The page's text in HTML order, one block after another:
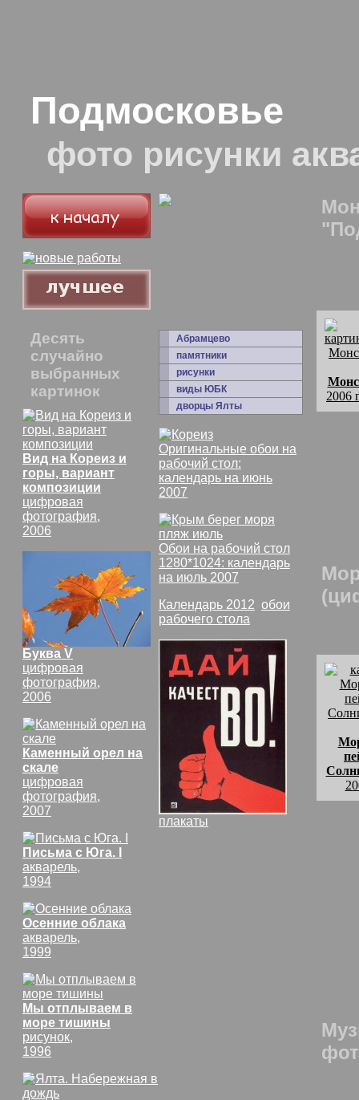
Подмосковье
фото рисунки
Десять
случайно
выбранных
картинок
Вид на Кореиз и
горы, вариант
композиции
цифровая
фотография,
2006
Буква V
цифровая
фотография,
2006
Каменный орел на
скале
цифровая
фотография,
2007
Письма с Юга. I
акварель,
1994
Осенние облака
акварель,
1999
Мы отплываем в
море тишины
рисунок,
1996
Абрамцево
памятники
рисунки
виды ЮБК
дворцы Ялты
Оригинальные обои на
рабочий стол:
календарь на июнь
2007
Обои на рабочий стол
1280*1024: календарь
на июль 2007
Календарь 2012 обои
рабочего стола
плакаты
2006